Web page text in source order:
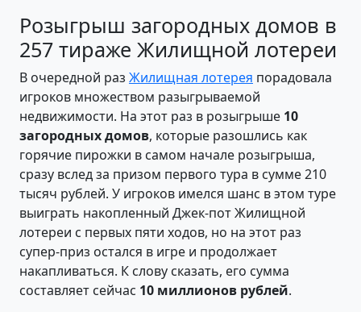
Розыгрыш загородных домов в
257 тираже Жилищной лотереи
В очередной раз Жилищная лотерея порадовала
игроков множеством разыгрываемой
недвижимости. На этот раз в розыгрыше 10
загородных домов, которые разошлись как
горячие пирожки в самом начале розыгрыша,
сразу вслед за призом первого тура в сумме 210
тысяч рублей. У игроков имелся шанс в этом туре
выиграть накопленный Джек-пот Жилищной
лотереи с первых пяти ходов, но на этот раз
супер-приз остался в игре и продолжает
накапливаться. К слову сказать, его сумма
составляет сейчас 10 миллионов рублей.